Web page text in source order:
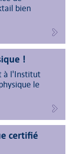
bien
!
à l'Institut
le
certifié